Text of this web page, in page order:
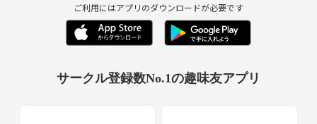
ご利用にはアプリのダウンロードが必要です
サークル登録数No.1の趣味友アプリ